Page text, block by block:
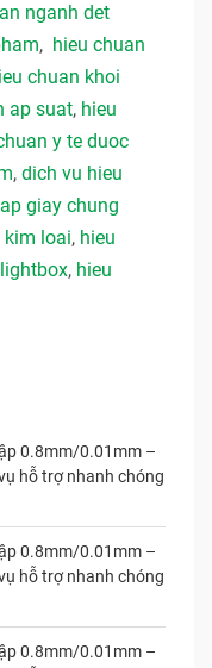
nganh det
, hieu chuan
chuan khoi
ap suat, hieu
y te duoc
, dich vu hieu
giay chung
kim loai, hieu
, hieu
0.8mm/0.01mm –
hỗ trợ nhanh chóng
0.8mm/0.01mm –
hỗ trợ nhanh chóng
0.8mm/0.01mm –